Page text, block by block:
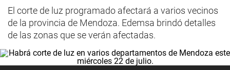
El corte de luz programado afectará a varios vecinos
de la provincia de Mendoza. Edemsa brindó detalles
de las zonas que se verán afectadas.